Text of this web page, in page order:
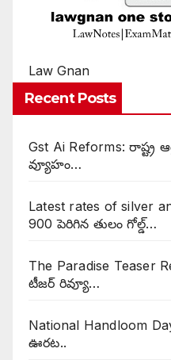
Law Gnan
Recent Posts
Gst Ai Reforms: రాష్ట్ర
వ్యూహం…
Latest rates of silver
900 పెరిగిన తులం గోల్డ్…
The Paradise Teaser
టీజర్ రివ్యూ…
National Handloom
ఊరట..